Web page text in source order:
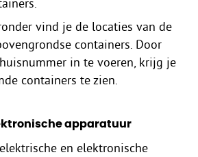
vind je de locaties van de
containers. Door
in te voeren, krijg je
containers te zien.
apparatuur
en elektronische